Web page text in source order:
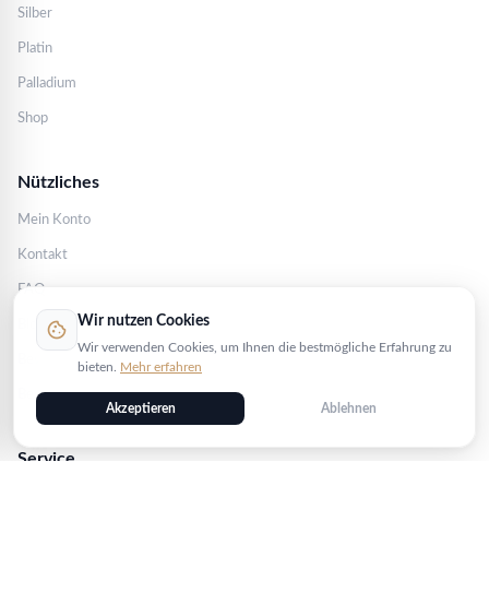
Silber
Platin
Palladium
Shop
Nützliches
Mein Konto
Kontakt
FAQ
Bewertungen
Bestellstatus
Service
cookie Wir nutzen Cookies
Wir verwenden Cookies, um Ihnen die bestmögliche Erfahrung zu
bieten. Mehr erfahren
Akzeptieren Ablehnen